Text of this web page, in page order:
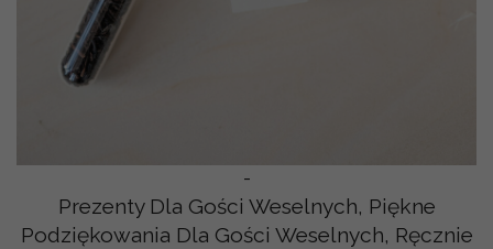
-
Prezenty Dla Gości Weselnych, Piękne
Podziękowania Dla Gości Weselnych, Ręcznie